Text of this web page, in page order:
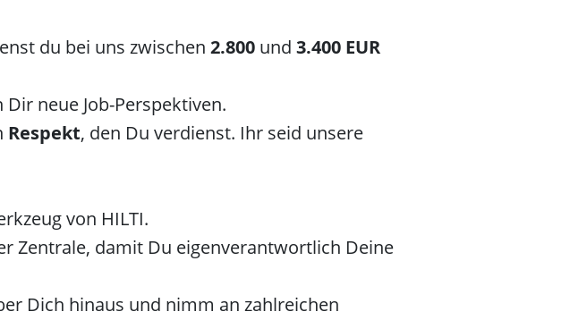
du bei uns zwischen 2.800 und 3.400 EUR
neue Job-Perspektiven.
Respekt, den Du verdienst. Ihr seid unsere
von HILTI.
Zentrale, damit Du eigenverantwortlich Deine
Dich hinaus und nimm an zahlreichen